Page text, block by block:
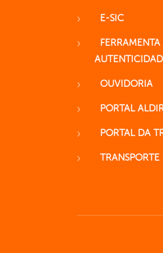
E-SIC
FERRAMENTA
OUVIDORIA
PORTAL
PORTAL DA
TRANSPORTE